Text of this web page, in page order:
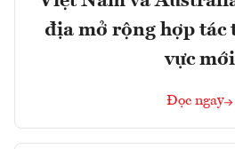
địa mở rộng hợp tác
vực mới
Đọc ngay